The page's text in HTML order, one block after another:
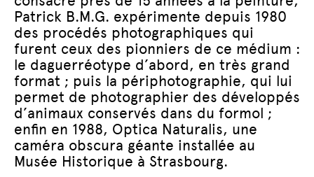
Patrick B.M.G. expérimente depuis 1980
des procédés photographiques qui
furent ceux des pionniers de ce médium :
le daguerréotype d’abord, en très grand
format ; puis la périphotographie, qui lui
permet de photographier des développés
d’animaux conservés dans du formol ;
enfin en 1988, Optica Naturalis, une
caméra obscura géante installée au
Musée Historique à Strasbourg.